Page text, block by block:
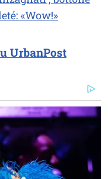
«Wow!»
UrbanPost